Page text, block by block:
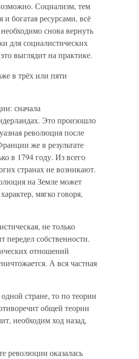
Социализм, тем
богатая ресурсами, всё
снова вернуть
для социалистических
выглядит на практике.
в трёх или пяти
сначала
Это произошло
революция после
же в результате
в 1794 году. Из всего
странах не возникают.
на Земле может
мягко говоря,
не только
собственности.
отношений
А вся частная
стране, то по теории
общей теории
необходим ход назад,
революции оказалась